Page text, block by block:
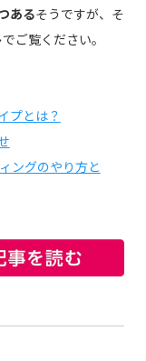
あるそうですが、そ
でご覧ください。
プとは？
ングのやり方と